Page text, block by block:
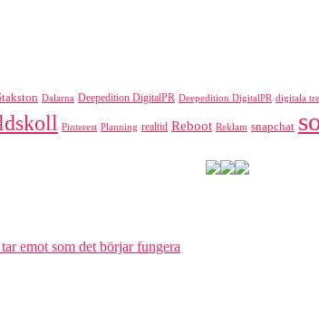
Dalarna Deepedition DigitalPR Deepedition DigitalPR digitala
Pinterest Planning realtid Reboot Reklam snapchat
emot som det börjar fungera